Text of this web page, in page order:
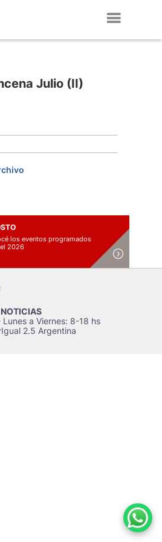
Julio (II)
los eventos programados
2026
a Viernes: 8-18 hs
2.5 Argentina